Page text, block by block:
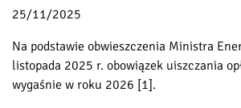
25/11/2025
Na podstawie obwieszczenia Ministra
listopada 2025 r. obowiązek uiszczania
wygaśnie w roku 2026 [1].